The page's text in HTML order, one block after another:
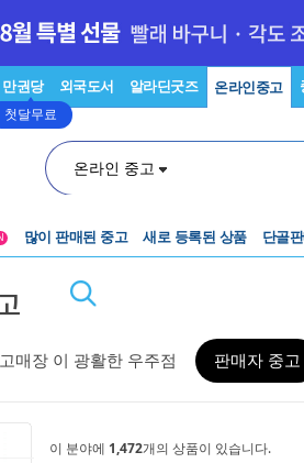
만권당
첫달무료
외국도서 알라딘굿즈 온라인중고
온라인 중고
많이 판매된 중고 새로 등록된 상품 단골
매장 이 광활한 우주점 판매자 중고
이 분야에 1,472개의 상품이 있습니다.